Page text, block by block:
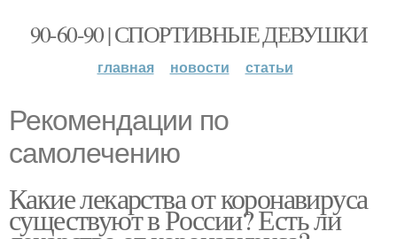
90-60-90 | СПОРТИВНЫЕ ДЕВУШКИ
главная новости статьи
Рекомендации по
самолечению
Какие лекарства от коронавируса
существуют в России? Есть ли